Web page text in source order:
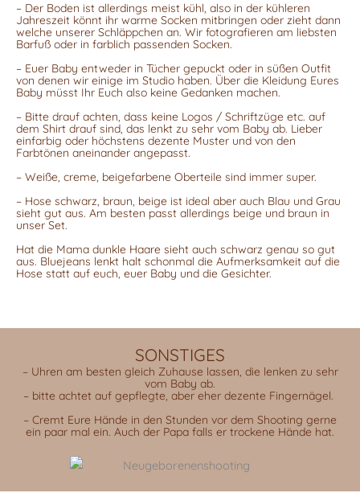
– Der Boden ist allerdings meist kühl, also in der kühleren
Jahreszeit könnt ihr warme Socken mitbringen oder zieht dann
welche unserer Schläppchen an. Wir fotografieren am liebsten
Barfuß oder in farblich passenden Socken.
– Euer Baby entweder in Tücher gepuckt oder in süßen Outfit
von denen wir einige im Studio haben. Über die Kleidung Eures
Baby müsst Ihr Euch also keine Gedanken machen.
– Bitte drauf achten, dass keine Logos / Schriftzüge etc. auf
dem Shirt drauf sind, das lenkt zu sehr vom Baby ab. Lieber
einfarbig oder höchstens dezente Muster und von den
Farbtönen aneinander angepasst.
– Weiße, creme, beigefarbene Oberteile sind immer super.
– Hose schwarz, braun, beige ist ideal aber auch Blau und Grau
sieht gut aus. Am besten passt allerdings beige und braun in
unser Set.
Hat die Mama dunkle Haare sieht auch schwarz genau so gut
aus. Bluejeans lenkt halt schonmal die Aufmerksamkeit auf die
Hose statt auf euch, euer Baby und die Gesichter.
SONSTIGES
– Uhren am besten gleich Zuhause lassen, die lenken zu sehr
vom Baby ab.
– bitte achtet auf gepflegte, aber eher dezente Fingernägel.
– Cremt Eure Hände in den Stunden vor dem Shooting gerne
ein paar mal ein. Auch der Papa falls er trockene Hände hat.